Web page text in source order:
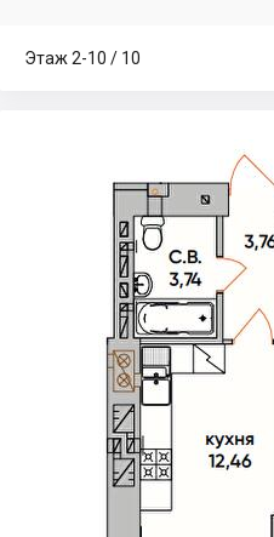
Этаж 2-10 / 10